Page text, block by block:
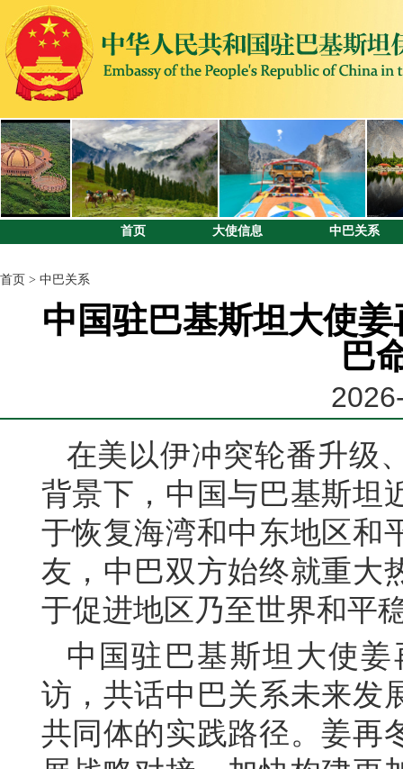
首页 大使信息 中巴关系
首页 > 中巴关系
中国驻巴基斯坦大使
巴
在美以伊冲突轮番升级
背景下，中国与巴基斯坦
于恢复海湾和中东地区和
友，中巴双方始终就重大
于促进地区乃至世界和平
中国驻巴基斯坦大使
访，共话中巴关系未来发
共同体的实践路径。姜再